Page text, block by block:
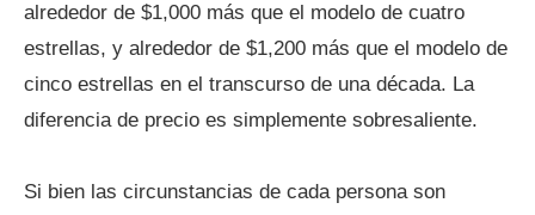
alrededor de $1,000 más que el modelo de cuatro
estrellas, y alrededor de $1,200 más que el modelo de
cinco estrellas en el transcurso de una década. La
diferencia de precio es simplemente sobresaliente.
Si bien las circunstancias de cada persona son